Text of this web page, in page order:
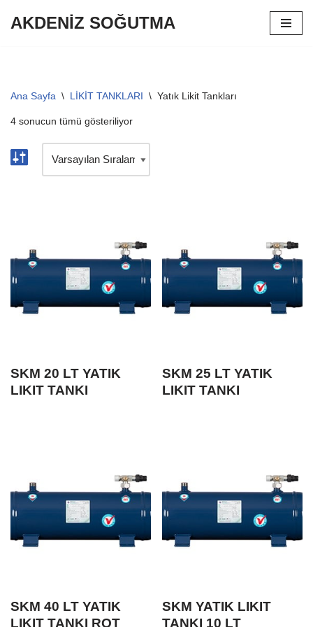
AKDENİZ SOĞUTMA
Ana Sayfa \ LİKİT TANKLARI \ Yatık Likit Tankları
4 sonucun tümü gösteriliyor
SKM 20 LT YATIK
LIKIT TANKI
SKM 25 LT YATIK
LIKIT TANKI
SKM 40 LT YATIK
LIKIT TANKI ROT
SKM YATIK LIKIT
TANKI 10 LT